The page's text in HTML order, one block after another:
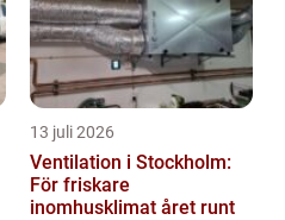
13 juli 2026
Ventilation i Stockholm:
För friskare
inomhusklimat året runt